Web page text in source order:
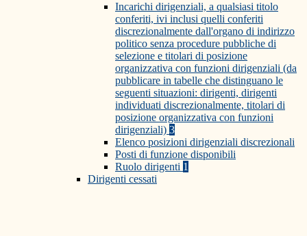
Incarichi dirigenziali, a qualsiasi titolo
conferiti, ivi inclusi quelli conferiti
discrezionalmente dall'organo di indirizzo
politico senza procedure pubbliche di
selezione e titolari di posizione
organizzativa con funzioni dirigenziali (da
pubblicare in tabelle che distinguano le
seguenti situazioni: dirigenti, dirigenti
individuati discrezionalmente, titolari di
posizione organizzativa con funzioni
dirigenziali) 3
Elenco posizioni dirigenziali discrezionali
Posti di funzione disponibili
Ruolo dirigenti 1
Dirigenti cessati